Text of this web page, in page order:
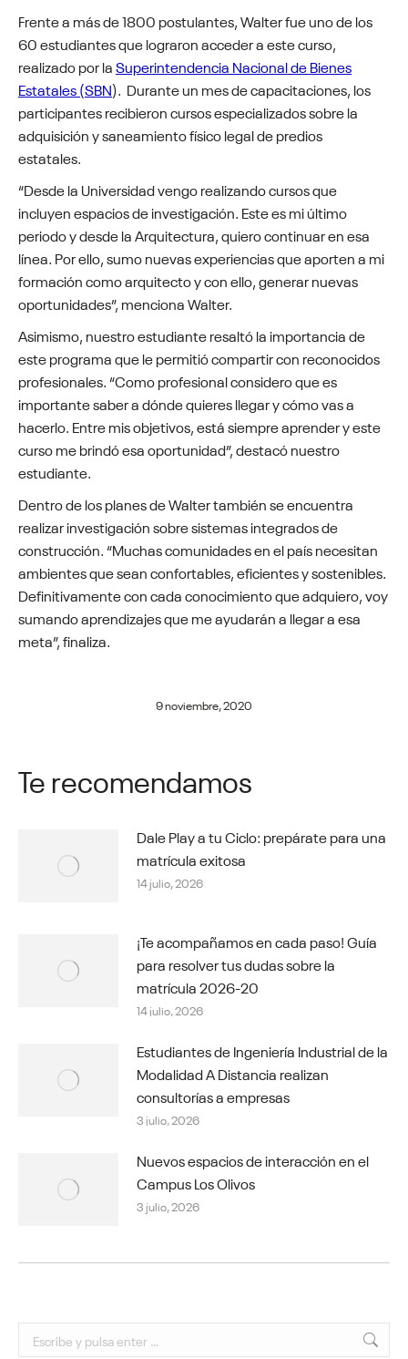
Frente a más de 1800 postulantes, Walter fue uno de los
60 estudiantes que lograron acceder a este curso,
realizado por laSuperintendencia Nacional de Bienes
Estatales (SBN). Durante un mes de capacitaciones, los
participantes recibieron cursos especializados sobre la
adquisición y saneamiento físico legal de predios
estatales.
“Desde la Universidad vengo realizando cursos que
incluyen espacios de investigación. Este es mi último
periodo y desde la Arquitectura, quiero continuar en esa
línea. Por ello, sumo nuevas experiencias que aporten a mi
formación como arquitecto y con ello, generar nuevas
oportunidades”, menciona Walter.
Asimismo, nuestro estudiante resaltó la importancia de
este programa que le permitió compartir con reconocidos
profesionales. “Como profesional considero que es
importante saber a dónde quieres llegar y cómo vas a
hacerlo. Entre mis objetivos, está siempre aprender y este
curso me brindó esa oportunidad”, destacó nuestro
estudiante.
Dentro de los planes de Walter también se encuentra
realizar investigación sobre sistemas integrados de
construcción. “Muchas comunidades en el país necesitan
ambientes que sean confortables, eficientes y sostenibles.
Definitivamente con cada conocimiento que adquiero, voy
sumando aprendizajes que me ayudarán a llegar a esa
meta”, finaliza.
9 noviembre, 2020
Te recomendamos
Dale Play a tu Ciclo: prepárate para una
matrícula exitosa
14 julio, 2026
¡Te acompañamos en cada paso! Guía
para resolver tus dudas sobre la
matrícula 2026-20
14 julio, 2026
Estudiantes de Ingeniería Industrial de la
Modalidad A Distancia realizan
consultorías a empresas
3 julio, 2026
Nuevos espacios de interacción en el
Campus Los Olivos
3 julio, 2026
Buscar: